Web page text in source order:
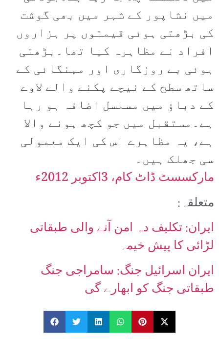
میں نشاپور کے شہر میں بھی گوشت
کی بڑھتی ہوئی قیمتوں پر ہزاروں
افراد نے مظاہرہ کیا تھا۔بڑھتی
ہوئی بے روزگاری اور مہنگائی کے
ساتھ سطح کے نیچے پکنے والے لاوے
کے دباؤ میں مسلسل اضافہ ہو رہا
ہے۔مستقبل میں جو کچھ ہونے والا
ہے، یہ مظاہرے اس کی ایک معمولی
سی جھلک ہیں۔
مارکسسٹ ڈاٹ کام، 3اکتوبر 2012ء
متعلقہ:
ایران: تکلیف دہ امن آنے والی طبقاتی
لڑائی کا پیش خیمہ
ایران اسرائیل جنگ: سامراجی جنگ
طبقاتی جنگ کو ابھارے گی